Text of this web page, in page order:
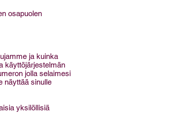
osapuolen
ja kuinka
käyttöjärjestelmän
jolla selaimesi
näyttää sinulle
yksilöllisiä